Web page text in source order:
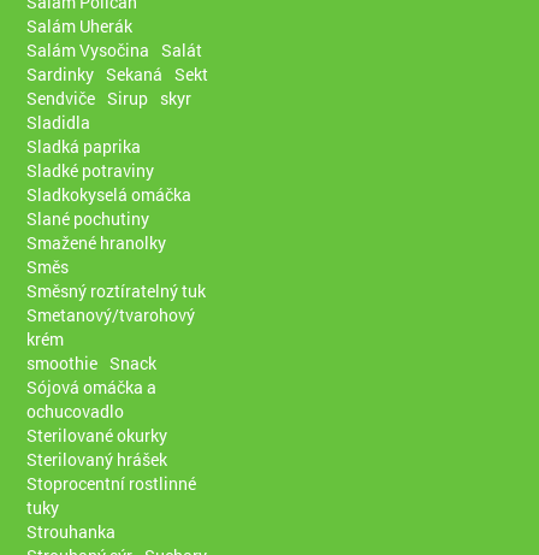
Salám Uherák
Salám Vysočina Salát
Sardinky Sekaná Sekt
Sendviče Sirup skyr
Sladidla
Sladká paprika
Sladké potraviny
Sladkokyselá omáčka
Slané pochutiny
Smažené hranolky
Směs
Směsný roztíratelný tuk
Smetanový/tvarohový
krém
smoothie Snack
Sójová omáčka a
ochucovadlo
Sterilované okurky
Sterilovaný hrášek
Stoprocentní rostlinné
tuky
Strouhanka